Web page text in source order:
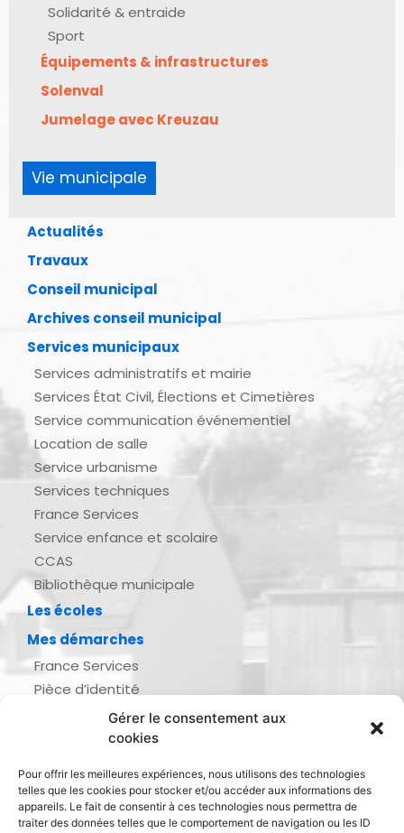
Gérer le consentement aux
cookies
Pour offrir les meilleures expériences, nous utilisons des technologies
telles que les cookies pour stocker et/ou accéder aux informations des
appareils. Le fait de consentir à ces technologies nous permettra de
traiter des données telles que le comportement de navigation ou les ID
Solidarité & entraide
Sport
Équipements & infrastructures
Solenval
Jumelage avec Kreuzau
Vie municipale
Actualités
Travaux
Conseil municipal
Archives conseil municipal
Services municipaux
Services administratifs et mairie
Services État Civil, Élections et Cimetières
Service communication événementiel
Location de salle
Service urbanisme
Services techniques
France Services
Service enfance et scolaire
CCAS
Bibliothèque municipale
Les écoles
Mes démarches
France Services
Pièce d’identité
Demande d’actes d’état civil
Inscription listes électorales
Recensement militaire